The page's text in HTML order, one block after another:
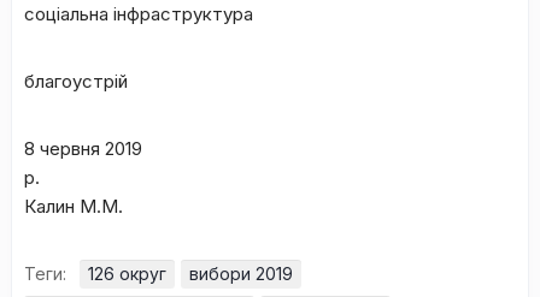
соціальна інфраструктура
благоустрій
8 червня 2019
р.
Калин М.М.
Теги: 126 округ
вибори 2019